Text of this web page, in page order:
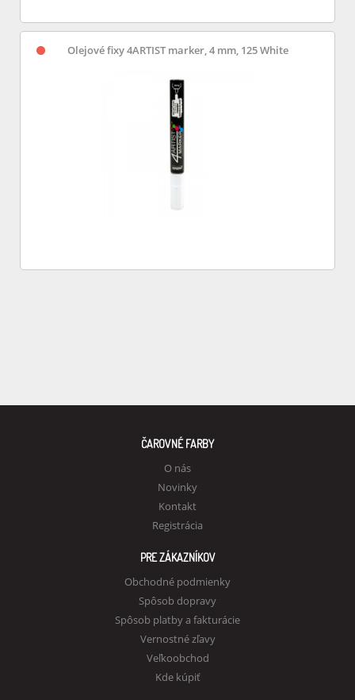
Olejové fixy 4ARTIST marker, 4 mm, 125 White
ČAROVNÉ FARBY
O nás
Novinky
Kontakt
Registrácia
PRE ZÁKAZNÍKOV
Obchodné podmienky
Spôsob dopravy
Spôsob platby a fakturácie
Vernostné zľavy
Veľkoobchod
Kde kúpiť